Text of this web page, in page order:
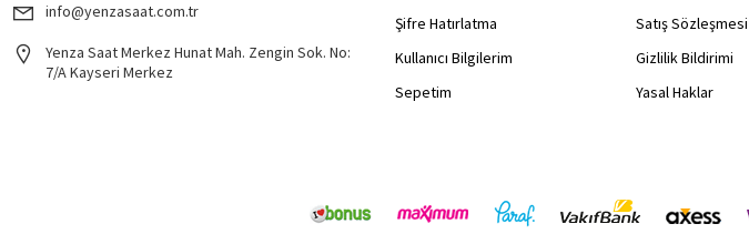
info@yenzasaat.com.tr
Yenza Saat Merkez Hunat Mah. Zengin Sok. No:
7/A Kayseri Merkez
Şifre Hatırlatma
Kullanıcı Bilgilerim
Sepetim
Satış Sözleşmesi
Gizlilik Bildirimi
Yasal Haklar